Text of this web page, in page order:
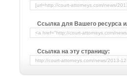
Ссылка для Вашего ресурса
Ссылка на эту страницу: